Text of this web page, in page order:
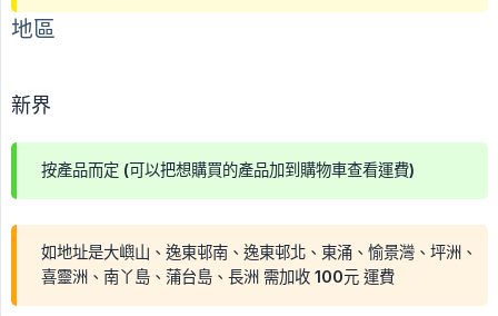
地區
新界
按產品而定 (可以把想購買的產品加到購物車查看運費)
如地址是大嶼山、逸東邨南、逸東邨北、東涌、愉景灣、坪洲、
喜靈洲、南丫島、蒲台島、長洲 需加收 100元 運費